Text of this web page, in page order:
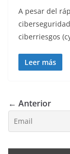
A pesar del
ciberriesgos
Leer más
← Anterior